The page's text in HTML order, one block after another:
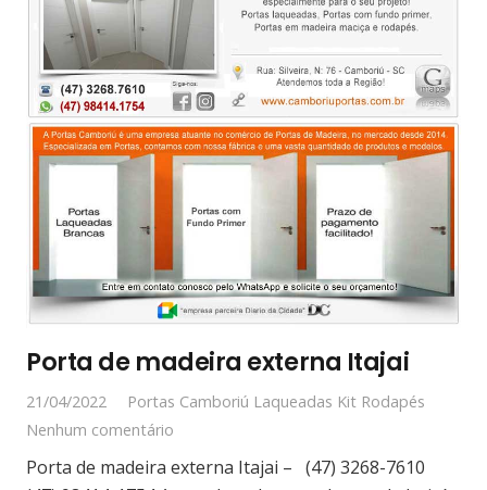
Porta de madeira externa Itajai
21/04/2022
Portas Camboriú Laqueadas Kit Rodapés
Nenhum comentário
Porta de madeira externa Itajai – (47) 3268-7610